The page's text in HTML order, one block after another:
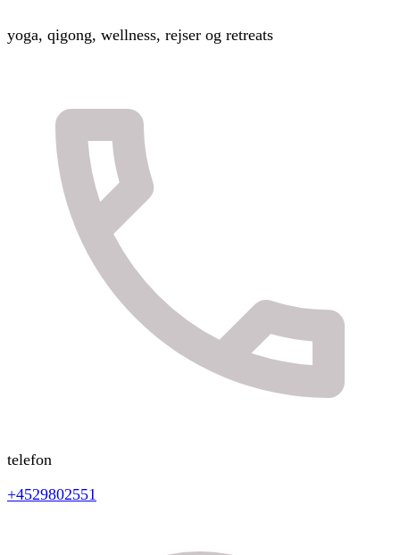
yoga, qigong, wellness, rejser og retreats
telefon
+4529802551